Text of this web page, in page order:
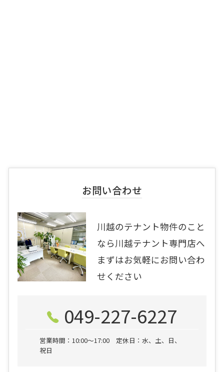
お問い合わせ
川越のテナント物件のこと
なら川越テナント専門店へ
まずはお気軽にお問い合わ
せください
049-227-6227
営業時間：10:00〜17:00 定休日：水、土、日、
祝日